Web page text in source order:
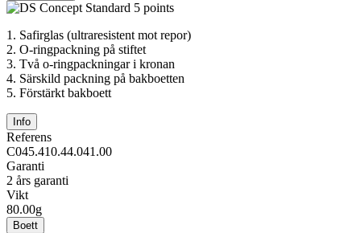
1. Safirglas (ultraresistent mot repor)
2. O-ringpackning på stiftet
3. Två o-ringpackningar i kronan
4. Särskild packning på bakboetten
5. Förstärkt bakboett
Info
Referens
C045.410.44.041.00
Garanti
2 års garanti
Vikt
80.00g
Boett